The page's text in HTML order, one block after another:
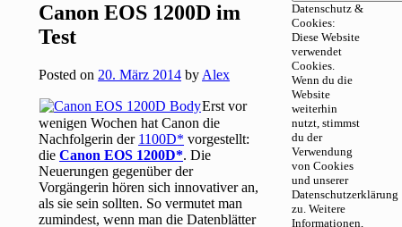
Canon EOS 1200D im
Test
Posted on 20. März 2014 by Alex
Erst vor
wenigen Wochen hat Canon die
Nachfolgerin der 1100D
vorgestellt:
dieCanon EOS 1200D . Die
Neuerungen gegenüber der
Vorgängerin hören sich innovativer an,
als sie sein sollten. So vermutet man
zumindest, wenn man die Datenblätter
Datenschutz &
Cookies:
Diese Website
verwendet
Cookies.
Wenn du die
Website
weiterhin
nutzt, stimmst
du der
Verwendung
von Cookies
und unserer
Datenschutzerklärung
zu. Weitere
Informationen,